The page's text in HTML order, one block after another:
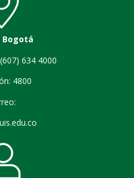
Bogotá
634 4000
4800